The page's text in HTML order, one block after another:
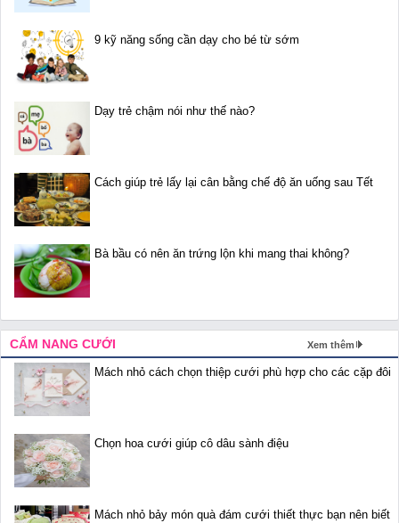
9 kỹ năng sống cần dạy cho bé từ sớm
Dạy trẻ chậm nói như thế nào?
Cách giúp trẻ lấy lại cân bằng chế độ ăn uống sau Tết
Bà bầu có nên ăn trứng lộn khi mang thai không?
CẨM NANG CƯỚI Xem thêm
Mách nhỏ cách chọn thiệp cưới phù hợp cho các cặp đôi
Chọn hoa cưới giúp cô dâu sành điệu
Mách nhỏ bảy món quà đám cưới thiết thực bạn nên biết